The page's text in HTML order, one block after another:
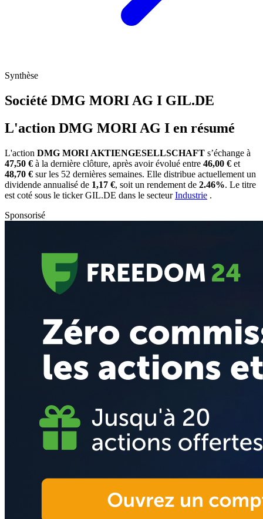
Synthèse
Société DMG MORI AG I GIL.DE
L'action DMG MORI AG I en résumé
L'action DMG MORI AKTIENGESELLSCHAFT s’échange à
47,50 € à la dernière clôture, après avoir évolué entre 46,00 € et
48,70 € sur les 52 dernières semaines. Elle distribue actuellement un
dividende annualisé de 1,17 €, soit un rendement de 2.46%. Le titre
est coté sous le tickerGIL.DE dans le secteurIndustrie .
Sponsorisé